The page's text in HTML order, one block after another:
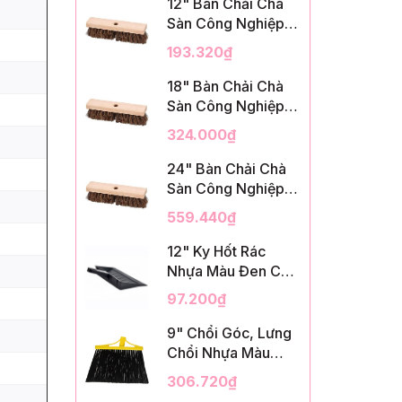
12" Bàn Chải Chà
Sàn Công Nghiệp,
Sợi Palmyra, InsuX
INXDS1, 12
Cái/Thùng (12"
Brush Deck Scrub,
193.320₫
18" Bàn Chải Chà
Sàn Công Nghiệp,
Sợi Palmyra, InsuX
INXDS2, 12
Cái/Thùng (18"
Brush Deck Scrub,
324.000₫
24" Bàn Chải Chà
Sàn Công Nghiệp,
Sợi Palmyra, InsuX
INXDS2, 12
Cái/Thùng (24"
Brush Deck Scrub ,
559.440₫
12" Ky Hốt Rác
Nhựa Màu Đen Có
Tay Cầm, InsuX
INXSHD01, 12
Cái/Thùng, Mã
IMPA 174141 (12"
Black Plastic)
97.200₫
9" Chổi Góc, Lưng
Chổi Nhựa Màu
Vàng, Lông PET
Màu Đen, Kèm Cán
306.720₫